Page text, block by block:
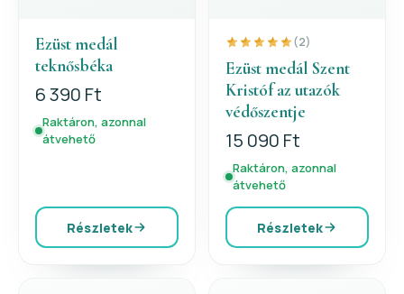
Ezüst medál
teknősbéka
6 390 Ft
Raktáron, azonnal
átvehető
Részletek
(2)
Ezüst medál Szent
Kristóf az utazók
védőszentje
15 090 Ft
Raktáron, azonnal
átvehető
Részletek